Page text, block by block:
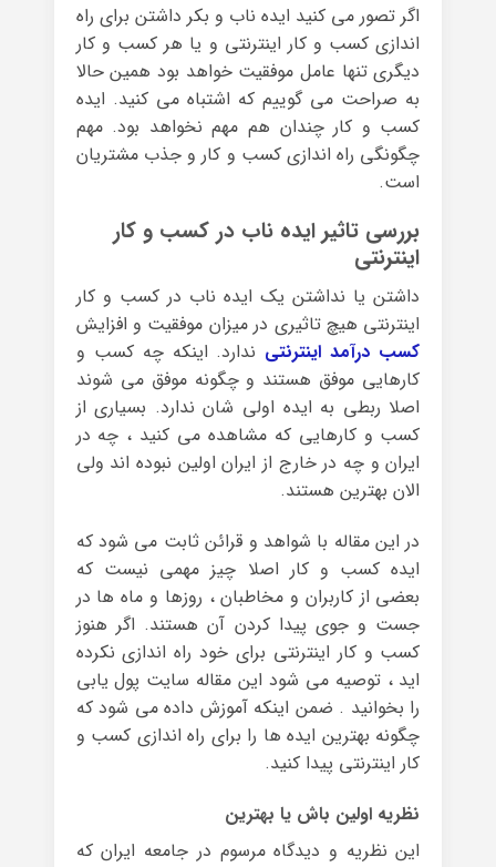
اگر تصور می کنید ایده ناب و بکر داشتن برای راه
اندازی کسب و کار اینترنتی و یا هر کسب و کار
دیگری تنها عامل موفقیت خواهد بود همین حالا
به صراحت می گوییم که اشتباه می کنید. ایده
کسب و کار چندان هم مهم نخواهد بود. مهم
چگونگی راه اندازی کسب و کار و جذب مشتریان
است.
بررسی تاثیر ایده ناب در کسب و کار
اینترنتی
داشتن یا نداشتن یک ایده ناب در کسب و کار
اینترنتی هیچ تاثیری در میزان موفقیت و افزایش
کسب درآمد اینترنتی ندارد. اینکه چه کسب و
کارهایی موفق هستند و چگونه موفق می شوند
اصلا ربطی به ایده اولی شان ندارد. بسیاری از
کسب و کارهایی که مشاهده می کنید ، چه در
ایران و چه در خارج از ایران اولین نبوده اند ولی
الان بهترین هستند.
در این مقاله با شواهد و قرائن ثابت می شود که
ایده کسب و کار اصلا چیز مهمی نیست که
بعضی از کاربران و مخاطبان ، روزها و ماه ها در
جست و جوی پیدا کردن آن هستند. اگر هنوز
کسب و کار اینترنتی برای خود راه اندازی نکرده
اید ، توصیه می شود این مقاله سایت پول یابی
را بخوانید . ضمن اینکه آموزش داده می شود که
چگونه بهترین ایده ها را برای راه اندازی کسب و
کار اینترنتی پیدا کنید.
نظریه اولین باش یا بهترین
این نظریه و دیدگاه مرسوم در جامعه ایران که